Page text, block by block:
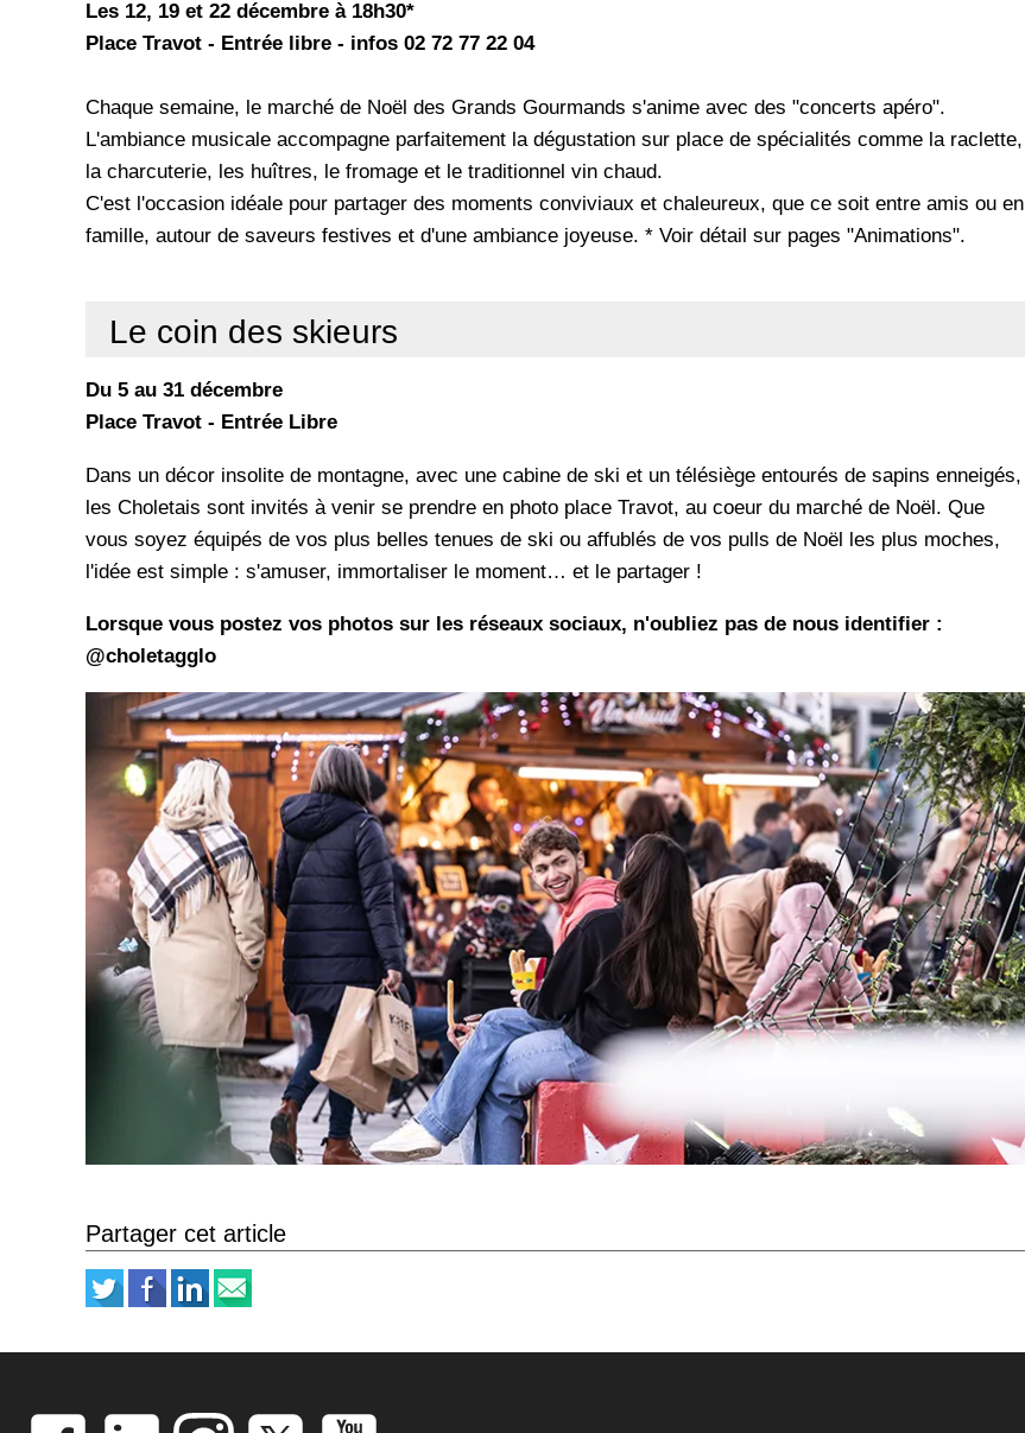
Les 12, 19 et 22 décembre à 18h30*
Place Travot - Entrée libre - infos 02 72 77 22 04
Chaque semaine, le marché de Noël des Grands Gourmands s'anime avec des "concerts apéro".
L'ambiance musicale accompagne parfaitement la dégustation sur place de spécialités comme la raclette,
la charcuterie, les huîtres, le fromage et le traditionnel vin chaud.
C'est l'occasion idéale pour partager des moments conviviaux et chaleureux, que ce soit entre amis ou en
famille, autour de saveurs festives et d'une ambiance joyeuse. * Voir détail sur pages "Animations".
Le coin des skieurs
Du 5 au 31 décembre
Place Travot - Entrée Libre
Dans un décor insolite de montagne, avec une cabine de ski et un télésiège entourés de sapins enneigés,
les Choletais sont invités à venir se prendre en photo place Travot, au coeur du marché de Noël. Que
vous soyez équipés de vos plus belles tenues de ski ou affublés de vos pulls de Noël les plus moches,
l'idée est simple : s'amuser, immortaliser le moment… et le partager !
Lorsque vous postez vos photos sur les réseaux sociaux, n'oubliez pas de nous identifier :
@choletagglo
Partager cet article